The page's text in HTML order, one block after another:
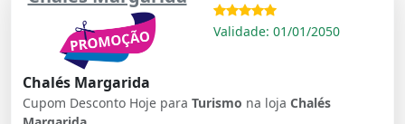
Validade: 01/01/2050
Chalés Margarida
Cupom Desconto Hoje para Turismo na loja Chalés